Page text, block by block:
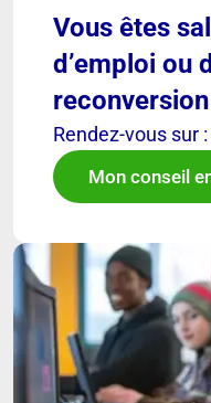
Vous êtes
d’emploi ou
Rendez-vous sur :
Mon conseil